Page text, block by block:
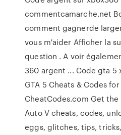
commentcamarche.net
comment gagnerde
vous m'aider Afficher la
question . A voir
360 argent ... Code gta 5
GTA 5 Cheats & Codes
CheatCodes.com Get
Auto V cheats, codes,
eggs, glitches, tips,